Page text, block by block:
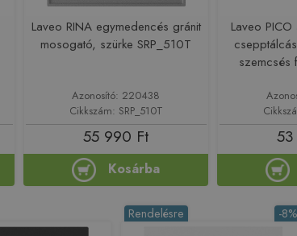
Laveo RINA egymedencés gránit
mosogató, szürke SRP_510T
Azonosító: 220438
Cikkszám: SRP_510T
55 990 Ft
Kosárba
Laveo
szemcsés
-8%
Rendelésre